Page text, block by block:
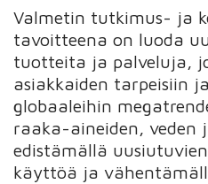
Valmetin tutkimus- ja
tavoitteena on luoda
tuotteita ja palveluja,
asiakkaiden tarpeisiin
globaaleihin
raaka-aineiden, veden
edistämällä
käyttöä ja